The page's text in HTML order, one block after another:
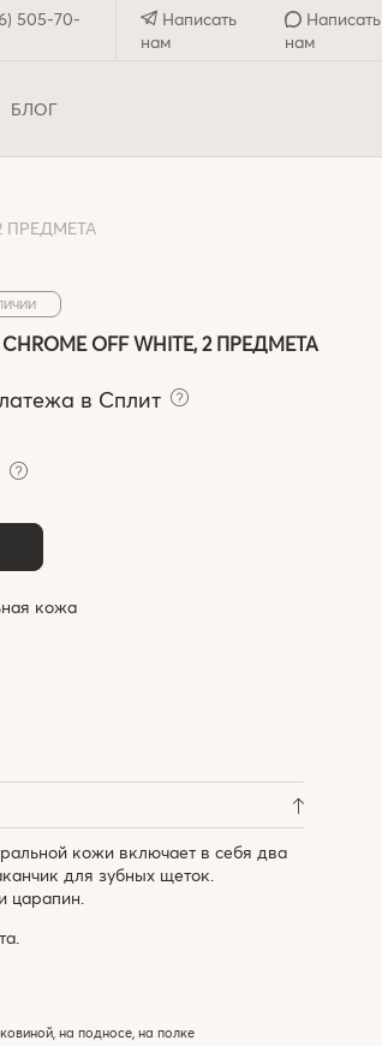
505-70-
Написать
нам
Написать
нам
БЛОГ
ПРЕДМЕТА
OFF WHITE, 2 ПРЕДМЕТА
в Сплит
кожа
кожи включает в себя два
для зубных щеток.
царапин.
на подносе, на полке